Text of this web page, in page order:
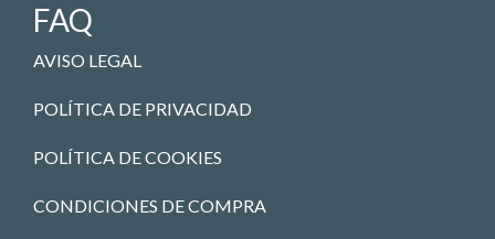
FAQ
AVISO LEGAL
POLÍTICA DE PRIVACIDAD
POLÍTICA DE COOKIES
CONDICIONES DE COMPRA